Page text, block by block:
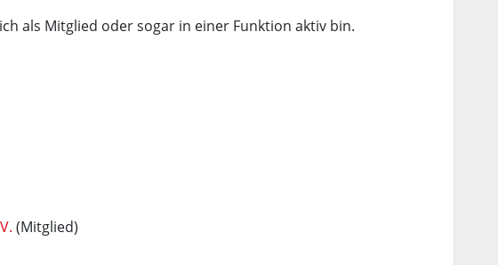
als Mitglied oder sogar in einer Funktion aktiv bin.
(Mitglied)